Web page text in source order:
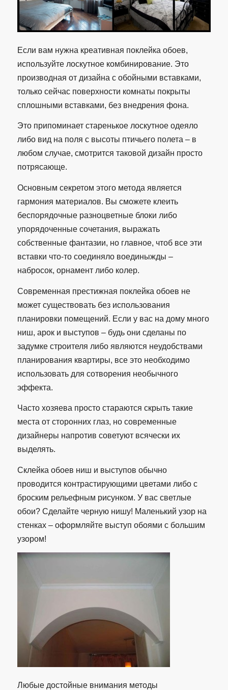
Если вам нужна креативная поклейка обоев,
используйте лоскутное комбинирование. Это
производная от дизайна с обойными вставками,
только сейчас поверхности комнаты покрыты
сплошными вставками, без внедрения фона.
Это припоминает старенькое лоскутное одеяло
либо вид на поля с высоты птичьего полета – в
любом случае, смотрится таковой дизайн просто
потрясающе.
Основным секретом этого метода является
гармония материалов. Вы сможете клеить
беспорядочные разноцветные блоки либо
упорядоченные сочетания, выражать
собственные фантазии, но главное, чтоб все эти
вставки что-то соединяло воединыжды –
набросок, орнамент либо колер.
Современная престижная поклейка обоев не
может существовать без использования
планировки помещений. Если у вас на дому много
ниш, арок и выступов – будь они сделаны по
задумке строителя либо являются неудобствами
планирования квартиры, все это необходимо
использовать для сотворения необычного
эффекта.
Часто хозяева просто стараются скрыть такие
места от сторонних глаз, но современные
дизайнеры напротив советуют всячески их
выделять.
Склейка обоев ниш и выступов обычно
проводится контрастирующими цветами либо с
броским рельефным рисунком. У вас светлые
обои? Сделайте черную нишу! Маленький узор на
стенках – оформляйте выступ обоями с большим
узором!
Любые достойные внимания методы